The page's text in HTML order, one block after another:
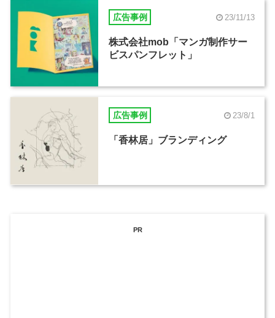
広告事例 23/11/13
株式会社mob「マンガ制作サー
ビスパンフレット」
広告事例 23/8/1
「香林居」ブランディング
PR